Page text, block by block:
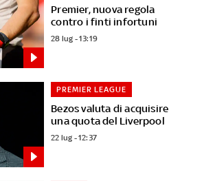
Premier, nuova regola
contro i finti infortuni
28 lug - 13:19
Bezos valuta di acquisire
una quota del Liverpool
PREMIER LEAGUE
22 lug - 12:37